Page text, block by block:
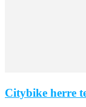
Citybike herre